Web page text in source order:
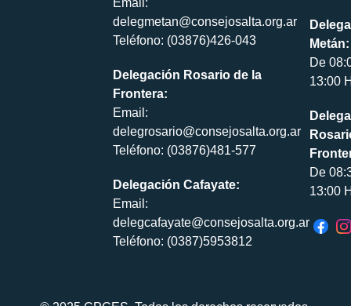
Email:
delegmetan@consejosalta.org.ar
Teléfono: (03876)426-043
Delegación Rosario de la
Frontera:
Email:
delegrosario@consejosalta.org.ar
Teléfono: (03876)481-577
Delegación Cafayate:
Email:
delegcafayate@consejosalta.org.ar
Teléfono: (0387)5953812
Metán:
De
13:00
De
13:00